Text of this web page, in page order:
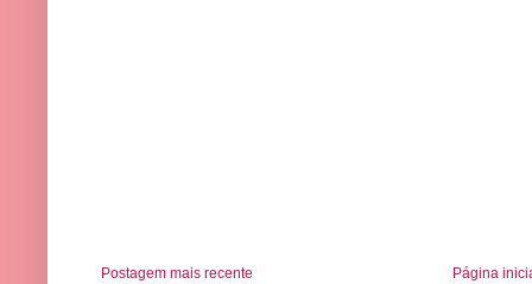
Postagem mais recente Página